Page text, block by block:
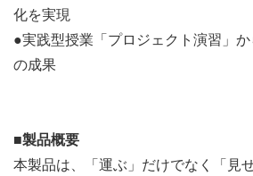
化を実現
●実践型授業「プロジェクト演習」
の成果
■製品概要
本製品は、「運ぶ」だけでなく「見